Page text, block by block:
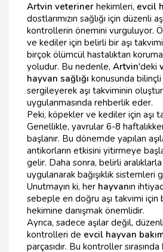
Artvin veteriner hekimleri, evcil
dostlarımızın sağlığı için düzenli
kontrollerin önemini vurguluyor.
ve kediler için belirli bir aşı
birçok ölümcül hastalıktan
yoludur. Bu nedenle, Artvin'deki
hayvan sağlığı konusunda bilinçli
sergileyerek aşı takviminin
uygulanmasında rehberlik eder.
Peki, köpekler ve kediler için aşı
Genellikle, yavrular 6-8
başlanır. Bu dönemde yapılan
antikorların etkisini yitirmeye
gelir. Daha sonra, belirli
uygulanarak bağışıklık sistemleri
Unutmayın ki, her hayvanın
sebeple en doğru aşı takvimi için
hekimine danışmak önemlidir.
Ayrıca, sadece aşılar değil,
kontrolleri de evcil hayvan
parçasıdır. Bu kontroller sırasında